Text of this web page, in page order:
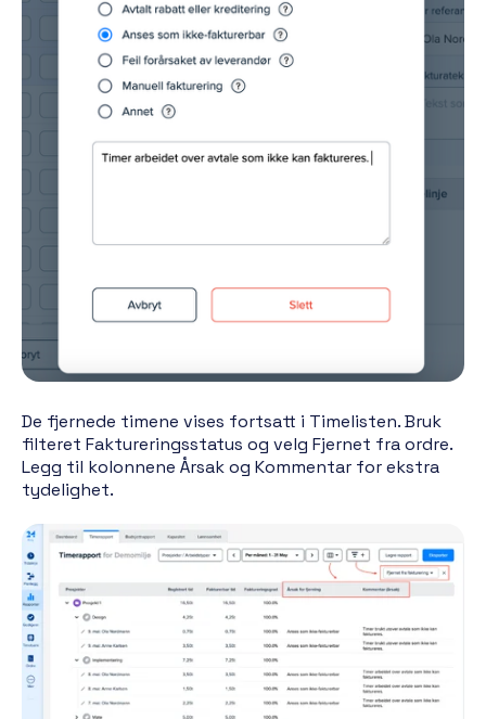
De fjernede timene vises fortsatt i Timelisten. Bruk
filteret Faktureringsstatus og velg Fjernet fra ordre.
Legg til kolonnene Årsak og Kommentar for ekstra
tydelighet.